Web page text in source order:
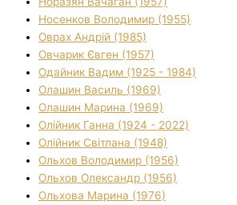
Носенков Володимир (1955)
Оврах Андрій (1985)
Овчарик Євген (1957)
Одайник Вадим (1925 - 1984)
Олашин Василь (1969)
Олашин Марина (1969)
Олійник Ганна (1924 - 2022)
Олійник Світлана (1948)
Ольхов Володимир (1956)
Ольхов Олександр (1956)
Ольхова Марина (1976)